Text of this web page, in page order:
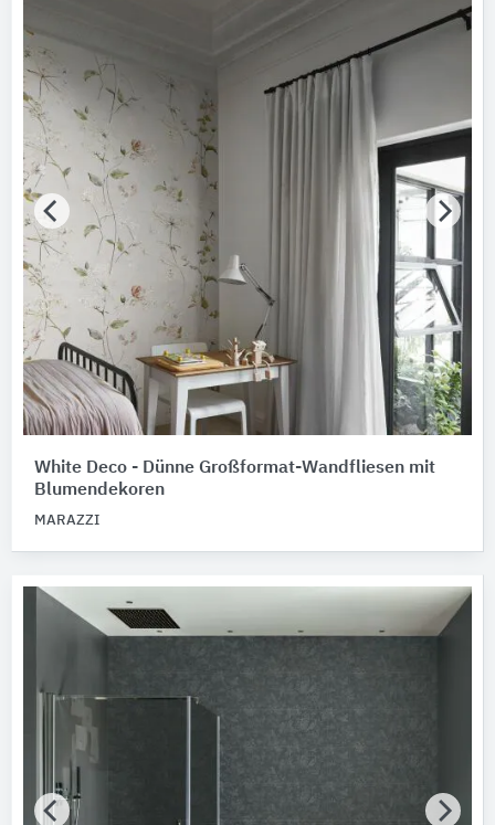
White Deco - Dünne Großformat-Wandfliesen mit
Blumendekoren
MARAZZI